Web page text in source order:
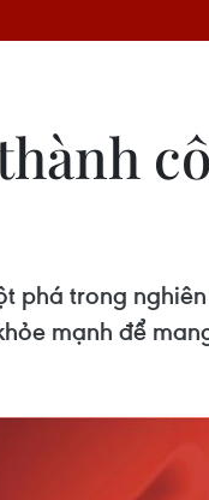
phá trong
mạnh để